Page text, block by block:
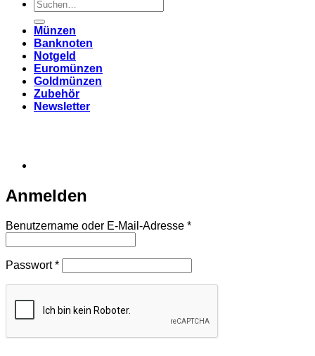
Suchen
nach:
Münzen
Banknoten
Notgeld
Euromünzen
Goldmünzen
Zubehör
Newsletter
Anmelden
Benutzername oder E-Mail-Adresse *Erforderlich
Passwort*Erforderlich